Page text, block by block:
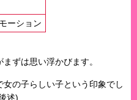
ーション
ずは思い浮かびます。
の子らしい子という印象でし
述)